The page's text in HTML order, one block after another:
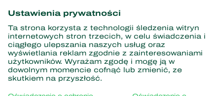
Dostęp do najnowszych
wiadomości i informacji
Zasubskrybuj tutaj
Partnerstwo z naturą